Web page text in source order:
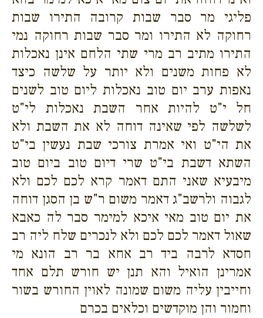
פליגי מר סבר שבות קרובה התירו שבות
רחוקה לא התירו ומר סבר שבות רחוקה נמי
התירו מתיב רב מרי שתי הלחם אינן נאכלות
לא פחות משנים ולא יותר על שלשה כיצד
נאפות ערב יום טוב נאכלות ליום טוב לשנים
חל י"ט להיות אחר השבת נאכלות לי"ט
לשלשה לפי שאינה דוחה לא את השבת ולא
את הי"ט ואי אמרת צורכי שבת נעשין בי"ט
השתא דשבת בי"ט שרי דיום טוב ביום טוב
מיבעיא שאני התם דאמר קרא לכם לכם ולא
לגבוה ולרשב"ג דאמר משום ר"ש בן הסגן דוחה
את יום טוב מאי איכא למימר סבר לה כאבא
שאול דאמר לכם לכם ולא לנכרים שלח ליה רב
חסדא לרבה ביד רב אחא בר רב הונא מי
אמרינן הואיל והא תנן יש חורש תלם אחד
וחייבין עליה משום שמונה לאוין החורש בשור
וחמור והן מוקדשים וכלאים בכרם